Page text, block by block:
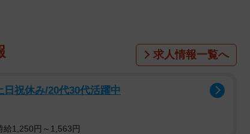
求人情報一覧へ
祝休み/20代30代活躍中
給1,250円～1,563円